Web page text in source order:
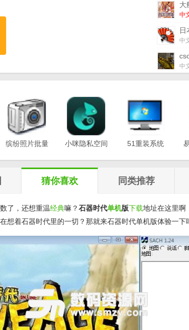
大
景
中
日
电
中
中
大
中
免
大
缤纷照片批量
小咪隐私空间
51重装系统
猜你喜欢 同类推荐
了，还想重温经典嘛？石器时代单机版下载地址在这里啊
想着石器时代里的一切？那就来石器时代单机版体验一下